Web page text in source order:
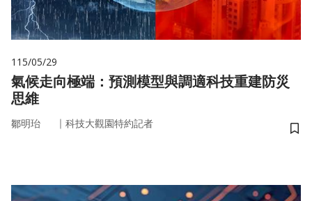
115/05/29
氣候走向極端：預測模型與調適科技重建防災
思維
鄒明珆 ｜ 科技大觀園特約記者
儲